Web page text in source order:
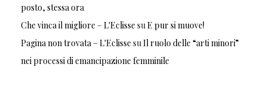
posto, stessa ora
Che vinca il migliore – L'Eclisse suE pur si muove!
Pagina non trovata – L'Eclisse suIl ruolo delle “arti minori”
nei processi di emancipazione femminile